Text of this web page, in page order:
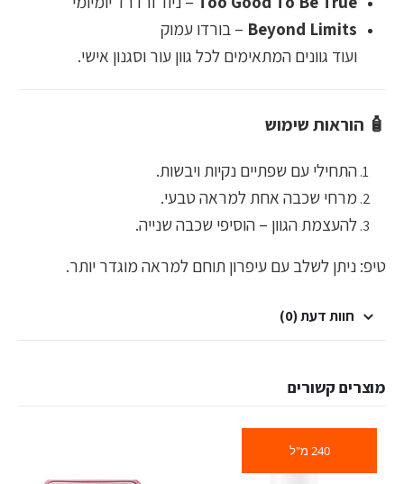
Beyond Limits – בורדו עמוק
ועוד גוונים המתאימים לכל גוון עור וסגנון אישי.
🧴 הוראות שימוש
התחילי עם שפתיים נקיות ויבשות.
מרחי שכבה אחת למראה טבעי.
להעצמת הגוון – הוסיפי שכבה שנייה.
טיפ: ניתן לשלב עם עיפרון תוחם למראה מוגדר יותר.
חוות דעת (0)
מוצרים קשורים
240 מ"ל